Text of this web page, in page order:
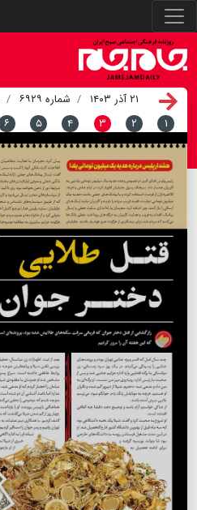
۲۱ آذر ۱۴۰۳ شماره ۶۹۲۹
۱
۲ ۳ ۴ ۵ ۶